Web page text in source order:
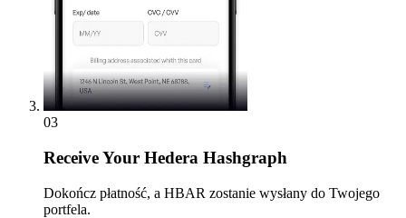
03
ReceiveYour Hedera Hashgraph
Dokończ płatność, a HBAR zostanie wysłany do Twojego
portfela.